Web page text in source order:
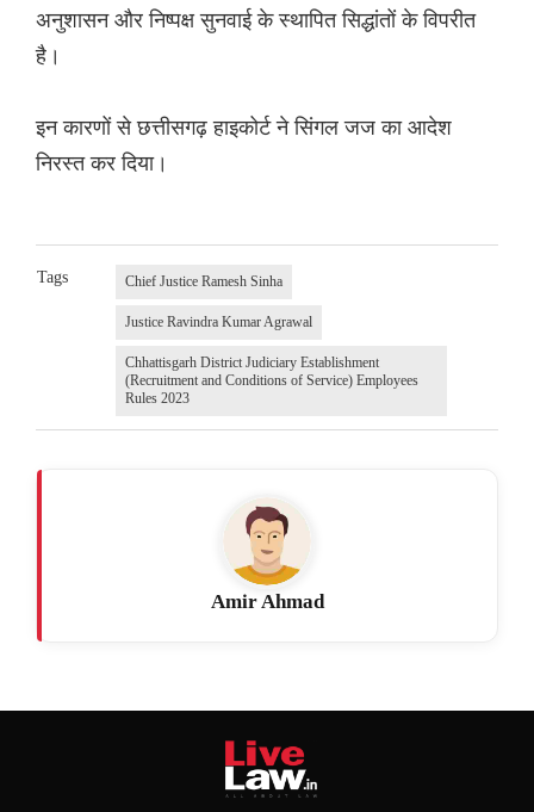
अनुशासन और निष्पक्ष सुनवाई के स्थापित सिद्धांतों के विपरीत
है।
इन कारणों से छत्तीसगढ़ हाइकोर्ट ने सिंगल जज का आदेश
निरस्त कर दिया।
Tags Chief Justice Ramesh Sinha
Justice Ravindra Kumar Agrawal
Chhattisgarh District Judiciary Establishment
(Recruitment and Conditions of Service) Employees
Rules 2023
Amir Ahmad